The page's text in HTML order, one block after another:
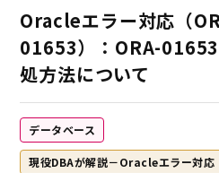
Oracleエラー対応（
01653）：ORA-
処方法について
データベース
現役DBAが解説－Oracleエラー対応